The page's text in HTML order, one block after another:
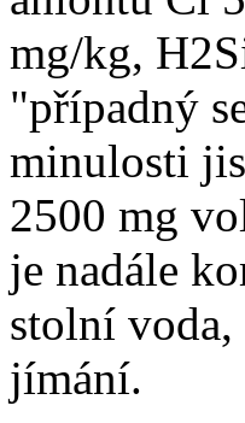
mg/kg,
"případný
minulosti
2500 mg
je nadále
stolní
jímání.